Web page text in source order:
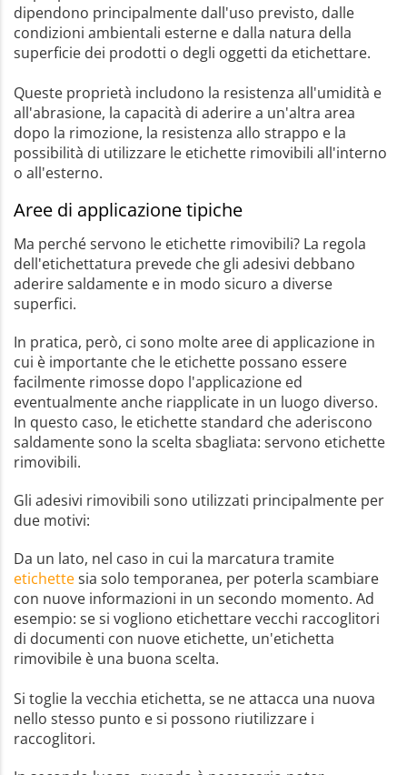
dipendono principalmente dall'uso previsto, dalle
condizioni ambientali esterne e dalla natura della
superficie dei prodotti o degli oggetti da etichettare.
Queste proprietà includono la resistenza all'umidità e
all'abrasione, la capacità di aderire a un'altra area
dopo la rimozione, la resistenza allo strappo e la
possibilità di utilizzare le etichette rimovibili all'interno
o all'esterno.
Aree di applicazione tipiche
Ma perché servono le etichette rimovibili? La regola
dell'etichettatura prevede che gli adesivi debbano
aderire saldamente e in modo sicuro a diverse
superfici.
In pratica, però, ci sono molte aree di applicazione in
cui è importante che le etichette possano essere
facilmente rimosse dopo l'applicazione ed
eventualmente anche riapplicate in un luogo diverso.
In questo caso, le etichette standard che aderiscono
saldamente sono la scelta sbagliata: servono etichette
rimovibili.
Gli adesivi rimovibili sono utilizzati principalmente per
due motivi:
Da un lato, nel caso in cui la marcatura tramite
etichettesia solo temporanea, per poterla scambiare
con nuove informazioni in un secondo momento. Ad
esempio: se si vogliono etichettare vecchi raccoglitori
di documenti con nuove etichette, un'etichetta
rimovibile è una buona scelta.
Si toglie la vecchia etichetta, se ne attacca una nuova
nello stesso punto e si possono riutilizzare i
raccoglitori.